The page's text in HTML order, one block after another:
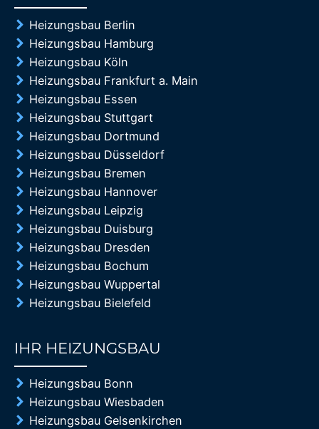
Heizungsbau Berlin
Heizungsbau Hamburg
Heizungsbau Köln
Heizungsbau Frankfurt a. Main
Heizungsbau Essen
Heizungsbau Stuttgart
Heizungsbau Dortmund
Heizungsbau Düsseldorf
Heizungsbau Bremen
Heizungsbau Hannover
Heizungsbau Leipzig
Heizungsbau Duisburg
Heizungsbau Dresden
Heizungsbau Bochum
Heizungsbau Wuppertal
Heizungsbau Bielefeld
IHR HEIZUNGSBAU
Heizungsbau Bonn
Heizungsbau Wiesbaden
Heizungsbau Gelsenkirchen